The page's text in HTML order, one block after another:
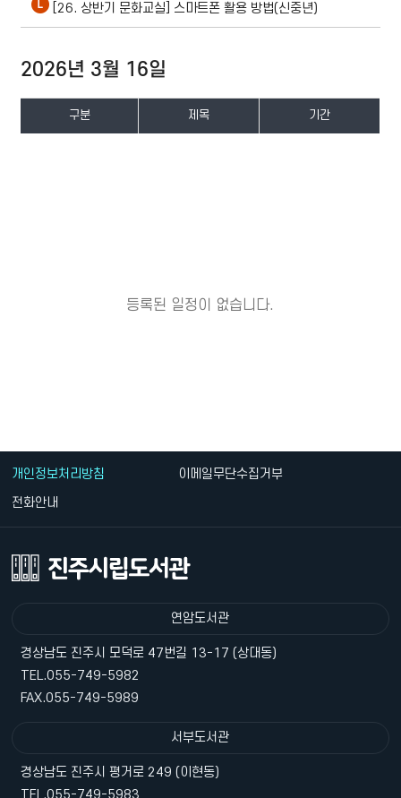
[26. 상반기 문화교실] 스마트폰 활용 방법(신중년)
2026년 3월 16일
구분 제목 기간
등록된 일정이 없습니다.
개인정보처리방침
이메일무단수집거부
전화안내
연암도서관
경상남도 진주시 모덕로 47번길 13-17 (상대동)
TEL.055-749-5982
FAX.055-749-5989
서부도서관
경상남도 진주시 평거로 249 (이현동)